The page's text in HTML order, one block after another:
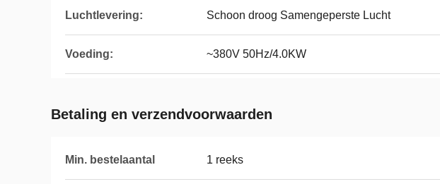
Luchtlevering: Schoon droog Samengeperste Lucht
Voeding: ~380V 50Hz/4.0KW
Betaling en verzendvoorwaarden
Min. bestelaantal 1 reeks